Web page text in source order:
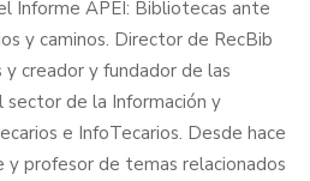
Informe APEI: Bibliotecas ante
y caminos. Director de RecBib
creador y fundador de las
de la Información y
e InfoTecarios. Desde hace
y profesor de temas relacionados